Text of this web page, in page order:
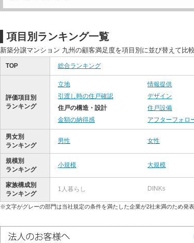
項目別ランキング一覧
新築分譲マンション 九州の顧客満足度を項目別に並び替えて比
TOP 総合ランキング
評価項目別
ランキング
立地 情報提供
引渡し時の住戸確認
デザイン
住戸の構造・設計
住戸設備
金額の納得感
アフターフォロ
男女別
ランキング
男性 女性
規模別
ランキング
小規模 大規模
家族構成別
ランキング
1人暮らし DINKs
※文字がグレーの部門は当社規定の条件を満たした企業が2社未満のため発表